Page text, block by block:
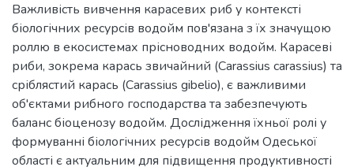
Важливість вивчення карасевих риб у контексті
біологічних ресурсів водойм пов'язана з їх значущою
роллю в екосистемах прісноводних водойм. Карасеві
риби, зокрема карась звичайний (Carassius carassius) та
сріблястий карась (Carassius gibelio), є важливими
об'єктами рибного господарства та забезпечують
баланс біоценозу водойм. Дослідження їхньої ролі у
формуванні біологічних ресурсів водойм Одеської
області є актуальним для підвищення продуктивності